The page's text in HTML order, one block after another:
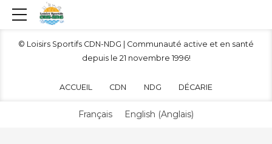
© Loisirs Sportifs CDN-NDG | Communauté active et en santé
depuis le 21 novembre 1996!
ACCUEIL CDN NDG DÉCARIE
Français English (Anglais)